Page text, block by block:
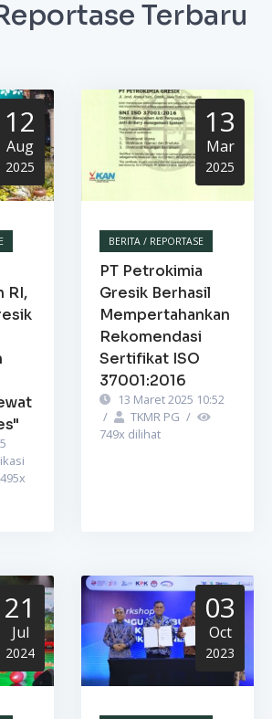
Terbaru
12
Aug
2025
RI,
495x
13
Mar
2025
BERITA / REPORTASE
PT Petrokimia
Gresik Berhasil
Mempertahankan
Rekomendasi
Sertifikat ISO
37001:2016
13 Maret 2025 10:52
/
TKMR PG /
749x dilihat
21
Jul
2024
03
Oct
2023